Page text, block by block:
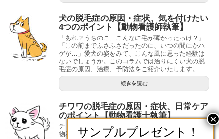
犬の脱毛症の原因・症状、気を付けたい
4つのポイント【動物看護師執筆】
「あれ？うちのこ、こんなに毛が薄かったっけ？」
「この前までふさふさだったのに、いつの間にかハ
ゲが…」愛犬の姿をみて、こんな風に思った経験は
ないでしょうか。このコラムでは治りにくい犬の脱
毛症の原因、治療、予防法をご紹介いたします。
続きを読む
チワワの脱毛症の原因・症状、日常ケア
のポイント【動物看護士執筆】
チワワの脱毛症について 執筆者：竹内Coco先生 動
物看護師、トリマー 世界最小の犬種として知られて